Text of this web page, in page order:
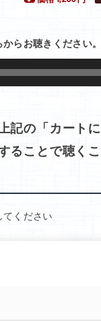
らお聴きください。
記の「カート
ることで聴く
てください